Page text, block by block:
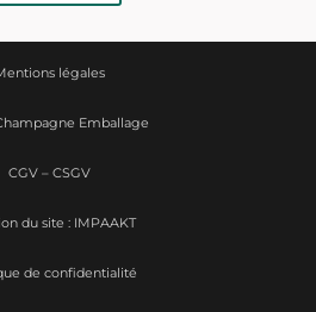
légales
Emballage
CGV – CSGV
de confidentialité
du site : IMPAAKT